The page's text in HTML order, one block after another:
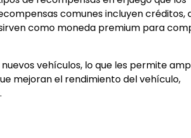
comunes incluyen créditos,
como moneda premium para
vehículos, lo que les permite
mejoran el rendimiento del vehículo,